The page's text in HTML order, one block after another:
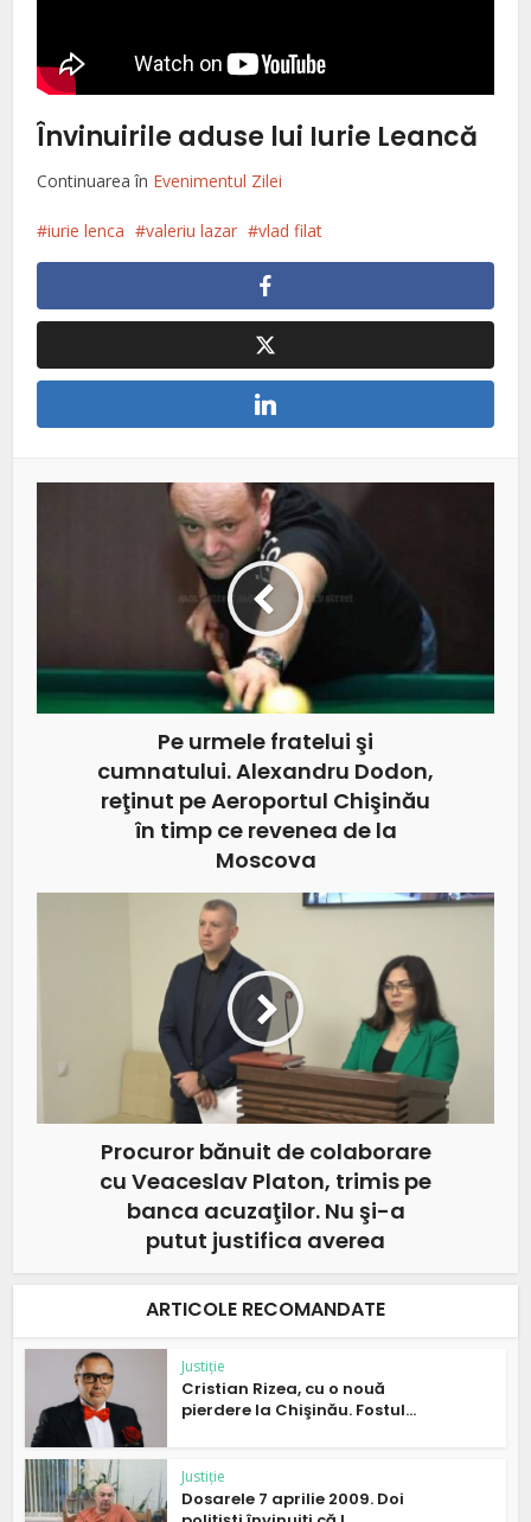
Învinuirile aduse lui Iurie Leancă
Continuarea în Evenimentul Zilei
iurie lenca valeriu lazar vlad filat
Pe urmele fratelui şi
cumnatului. Alexandru Dodon,
reţinut pe Aeroportul Chişinău
în timp ce revenea de la
Moscova
Procuror bănuit de colaborare
cu Veaceslav Platon, trimis pe
banca acuzaţilor. Nu şi-a
putut justifica averea
ARTICOLE RECOMANDATE
Justiție
Cristian Rizea, cu o nouă
pierdere la Chişinău. Fostul...
Justiție
Dosarele 7 aprilie 2009. Doi